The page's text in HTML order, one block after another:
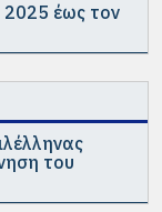
έως τον
του